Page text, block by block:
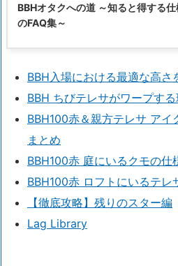
BBHオタクへの道 ～知ると得する仕
のFAQ集～
BBH入場における最適な高さ
BBH ちびテレサがワープす
BBH100赤＆親方テレサ ア
まとめ
BBH100赤 庭にいるクモの仕
BBH100赤 ロフトにいるテレ
【徹底攻略】残りのスター編
Lag Library